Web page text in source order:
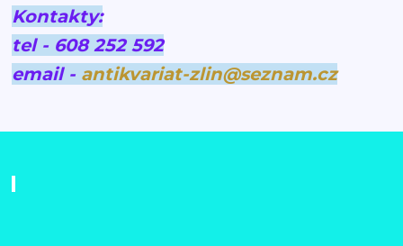
Kontakty:
tel - 608 252 592
email - antikvariat-zlin@seznam.cz